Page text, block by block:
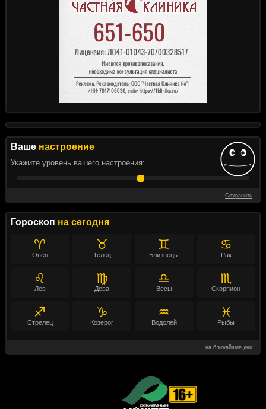
Ваше настроение
Укажите уровень вашего настроения:
Сохранить
Гороскоп на сегодня
♈
Овен
♉
Телец
♊
Близнецы
♋
Рак
♌
Лев
♍
Дева
♎
Весы
♏
Скорпион
♐
Стрелец
♑
Козерог
♒
Водолей
♓
Рыбы
на ближайшие дни